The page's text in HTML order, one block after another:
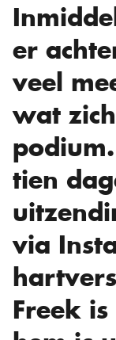
er
veel
wat
tien
via
Freek